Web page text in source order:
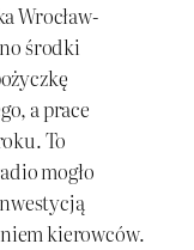
Wrocław-
środki
a prace
To
mogło
kierowców.